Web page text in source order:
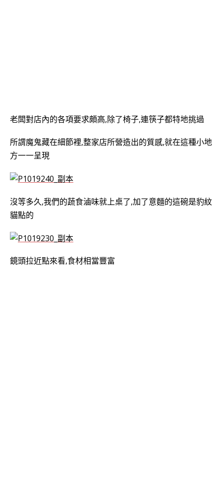
老闆對店內的各項要求頗高,除了椅子,連筷子都特地挑過
所謂魔鬼藏在細節裡,整家店所營造出的質感,就在這種小地
方一一呈現
沒等多久,我們的蔬食滷味就上桌了,加了意麵的這碗是豹紋
貓點的
鏡頭拉近點來看,食材相當豐富